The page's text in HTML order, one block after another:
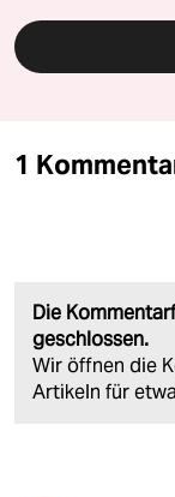
1
Die
geschlossen.
Wir öffnen die
Artikeln für